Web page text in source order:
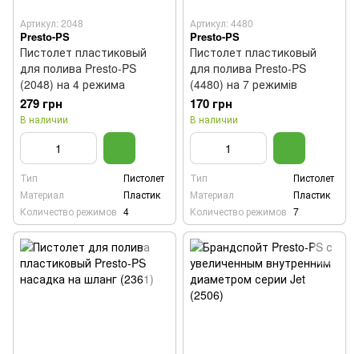
Артикул: 2048
Presto-PS
Пистолет пластиковый
для полива Presto-PS
(2048) на 4 режима
279 грн
В наличии
Тип
Пистолет
Материал
Пластик
Количество режимов 4
Артикул: 4480
Presto-PS
Пистолет пластиковый
для полива Presto-PS
(4480) на 7 режимів
170 грн
В наличии
Тип
Пистолет
Материал
Пластик
Количество режимов 7